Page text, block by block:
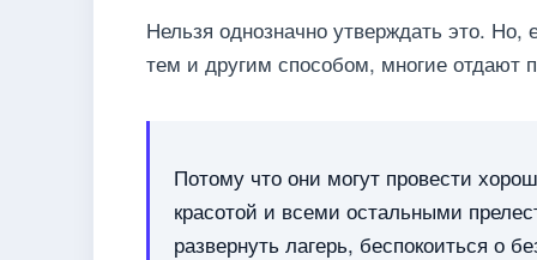
Нельзя однозначно утверждать это.
тем и другим способом, многие отдают
Потому что они могут провести
красотой и всеми остальными
развернуть лагерь, беспокоиться о